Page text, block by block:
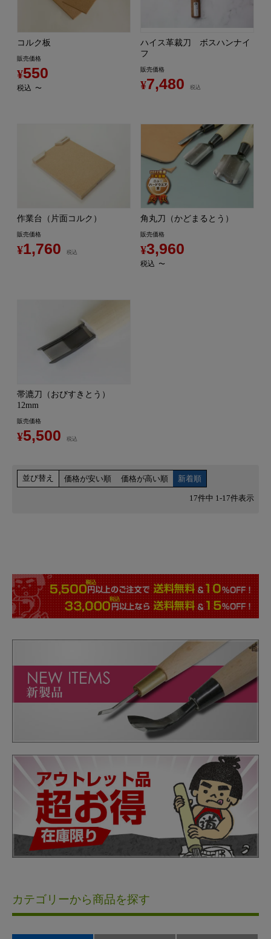
コルク板
販売価格
¥550
税込 〜
ハイス革裁刀 ボスハンナイ
フ
販売価格
¥7,480 税込
作業台（片面コルク）
販売価格
¥1,760 税込
角丸刀（かどまるとう）
販売価格
¥3,960
税込 〜
帯漉刀（おびすきとう）
12mm
販売価格
¥5,500 税込
並び替え 価格が安い順 価格が高い順 新着順
17件中 1 -17件表示
カテゴリーから商品を探す